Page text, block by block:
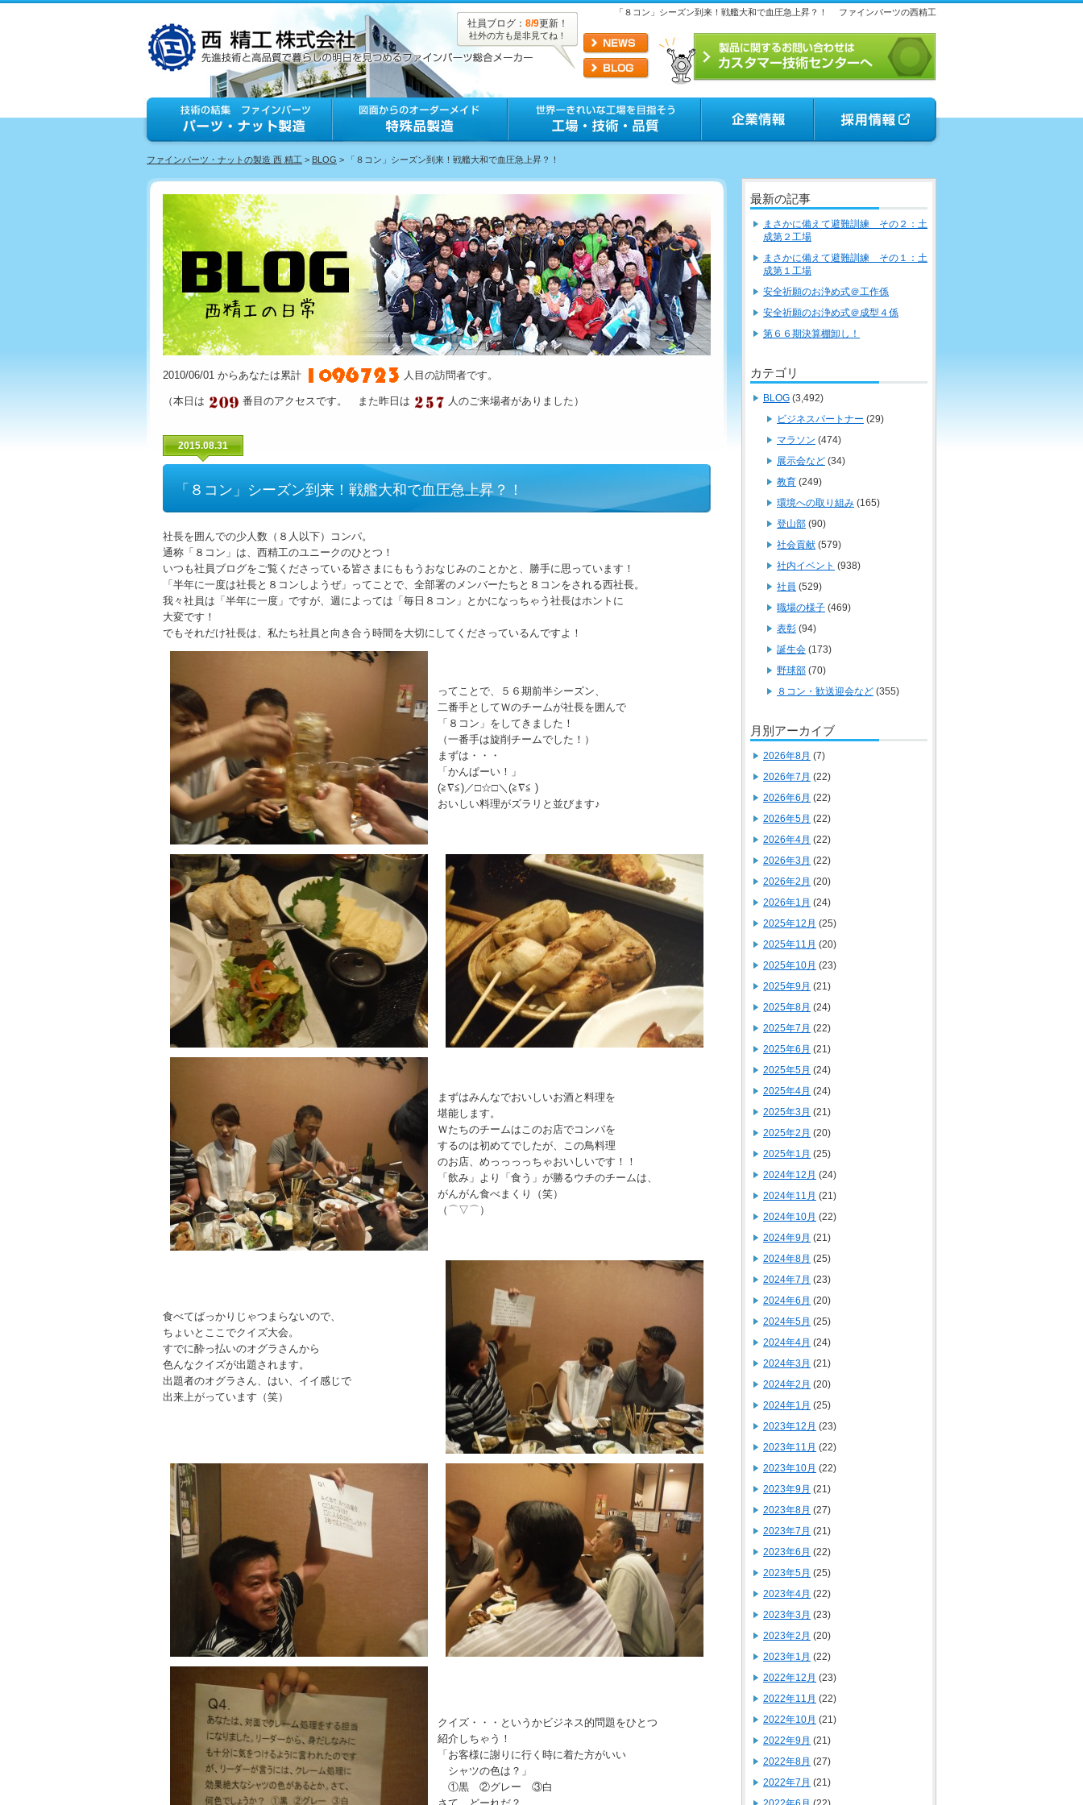
「８コン」シーズン到来！戦艦大和で血圧急上昇？！ ファインパーツの西精工
社員ブログ： 8/9更新！
社外の方も是非見てね！
ファインパーツ・ナットの製造 西 精工 > BLOG > 「８コン」シーズン到来！戦艦大和で血圧急上昇？！
2010/06/01 からあなたは累計 人目の訪問者です。
（本日は 番目のアクセスです。 また昨日は 人のご来場者がありました）
2015.08.31
「８コン」シーズン到来！戦艦大和で血圧急上昇？！
社長を囲んでの少人数（８人以下）コンパ。
通称「８コン」は、西精工のユニークのひとつ！
いつも社員ブログをご覧くださっている皆さまにももうおなじみのことかと、勝手に思っています！
「半年に一度は社長と８コンしようぜ」ってことで、全部署のメンバーたちと８コンをされる西社長。
我々社員は「半年に一度」ですが、週によっては「毎日８コン」とかになっちゃう社長はホントに
大変です！
でもそれだけ社長は、私たち社員と向き合う時間を大切にしてくださっているんですよ！
ってことで、５６期前半シーズン、
二番手としてＷのチームが社長を囲んで
「８コン」をしてきました！
（一番手は旋削チームでした！）
まずは・・・
「かんぱーい！」
(≧∇≦)／□☆□＼(≧∇≦ )
おいしい料理がズラリと並びます♪
まずはみんなでおいしいお酒と料理を
堪能します。
Ｗたちのチームはこのお店でコンパを
するのは初めてでしたが、この鳥料理
のお店、めっっっっちゃおいしいです！！
「飲み」より「食う」が勝るウチのチームは、
がんがん食べまくり（笑）
（⌒▽⌒）
食べてばっかりじゃつまらないので、
ちょいとここでクイズ大会。
すでに酔っ払いのオグラさんから
色んなクイズが出題されます。
出題者のオグラさん、はい、イイ感じで
出来上がっています（笑）
クイズ・・・というかビジネス的問題をひとつ
紹介しちゃう！
「お客様に謝りに行く時に着た方がいい
シャツの色は？」
①黒 ②グレー ③白
最新の記事
まさかに備えて避難訓練 その２：土
成第２工場
まさかに備えて避難訓練 その１：土
成第１工場
安全祈願のお浄め式＠工作係
安全祈願のお浄め式＠成型４係
第６６期決算棚卸し！
カテゴリ
BLOG (3,492)
ビジネスパートナー (29)
マラソン (474)
展示会など (34)
教育 (249)
環境への取り組み (165)
登山部 (90)
社会貢献 (579)
社内イベント (938)
社員 (529)
職場の様子 (469)
表彰 (94)
誕生会 (173)
野球部 (70)
８コン・歓送迎会など (355)
月別アーカイブ
2026年8月 (7)
2026年7月 (22)
2026年6月 (22)
2026年5月 (22)
2026年4月 (22)
2026年3月 (22)
2026年2月 (20)
2026年1月 (24)
2025年12月 (25)
2025年11月 (20)
2025年10月 (23)
2025年9月 (21)
2025年8月 (24)
2025年7月 (22)
2025年6月 (21)
2025年5月 (24)
2025年4月 (24)
2025年3月 (21)
2025年2月 (20)
2025年1月 (25)
2024年12月 (24)
2024年11月 (21)
2024年10月 (22)
2024年9月 (21)
2024年8月 (25)
2024年7月 (23)
2024年6月 (20)
2024年5月 (25)
2024年4月 (24)
2024年3月 (21)
2024年2月 (20)
2024年1月 (25)
2023年12月 (23)
2023年11月 (22)
2023年10月 (22)
2023年9月 (21)
2023年8月 (27)
2023年7月 (21)
2023年6月 (22)
2023年5月 (25)
2023年4月 (22)
2023年3月 (23)
2023年2月 (20)
2023年1月 (22)
2022年12月 (23)
2022年11月 (22)
2022年10月 (21)
2022年9月 (21)
2022年8月 (27)
2022年7月 (21)